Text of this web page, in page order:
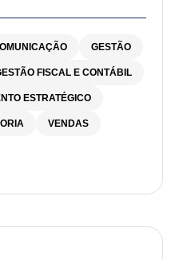
GESTÃO
FISCAL E CONTÁBIL
ESTRATÉGICO
VENDAS